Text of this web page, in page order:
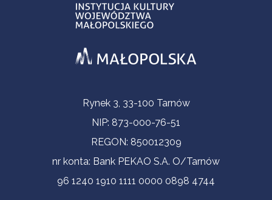
Informacje kontaktoweRynek 3, 33-100 Tarnów
NIP: 873-000-76-51
REGON: 850012309
nr konta: Bank PEKAO S.A. O/Tarnów
96 1240 1910 1111 0000 0898 4744